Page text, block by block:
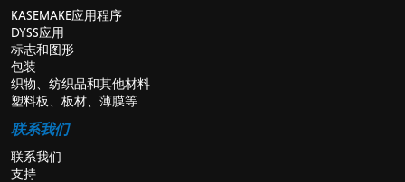
KASEMAKE应用程序
DYSS应用
标志和图形
包装
织物、纺织品和其他材料
塑料板、板材、薄膜等
联系我们
联系我们
支持